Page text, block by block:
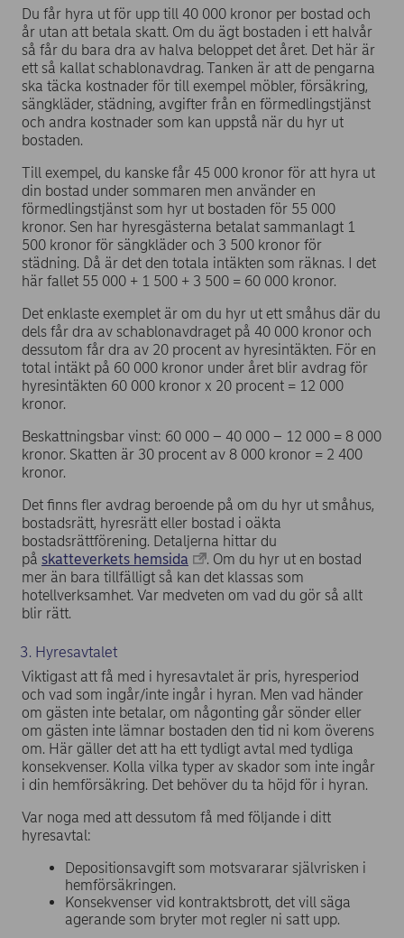
Du får hyra ut för upp till 40 000 kronor per bostad och
år utan att betala skatt. Om du ägt bostaden i ett halvår
så får du bara dra av halva beloppet det året. Det här är
ett så kallat schablonavdrag. Tanken är att de pengarna
ska täcka kostnader för till exempel möbler, försäkring,
sängkläder, städning, avgifter från en förmedlingstjänst
och andra kostnader som kan uppstå när du hyr ut
bostaden.
Till exempel, du kanske får 45 000 kronor för att hyra ut
din bostad under sommaren men använder en
förmedlingstjänst som hyr ut bostaden för 55 000
kronor. Sen har hyresgästerna betalat sammanlagt 1
500 kronor för sängkläder och 3 500 kronor för
städning. Då är det den totala intäkten som räknas. I det
här fallet 55 000 + 1 500 + 3 500 = 60 000 kronor.
Det enklaste exemplet är om du hyr ut ett småhus där du
dels får dra av schablonavdraget på 40 000 kronor och
dessutom får dra av 20 procent av hyresintäkten. För en
total intäkt på 60 000 kronor under året blir avdrag för
hyresintäkten 60 000 kronor x 20 procent = 12 000
kronor.
Beskattningsbar vinst: 60 000 – 40 000 – 12 000 = 8 000
kronor. Skatten är 30 procent av 8 000 kronor = 2 400
kronor.
Det finns fler avdrag beroende på om du hyr ut småhus,
bostadsrätt, hyresrätt eller bostad i oäkta
bostadsrättförening. Detaljerna hittar du
på skatteverkets hemsida
. Om du hyr ut en bostad
mer än bara tillfälligt så kan det klassas som
hotellverksamhet. Var medveten om vad du gör så allt
blir rätt.
3. Hyresavtalet
Viktigast att få med i hyresavtalet är pris, hyresperiod
och vad som ingår/inte ingår i hyran. Men vad händer
om gästen inte betalar, om någonting går sönder eller
om gästen inte lämnar bostaden den tid ni kom överens
om. Här gäller det att ha ett tydligt avtal med tydliga
konsekvenser. Kolla vilka typer av skador som inte ingår
i din hemförsäkring. Det behöver du ta höjd för i hyran.
Var noga med att dessutom få med följande i ditt
hyresavtal:
Depositionsavgift som motsvararar självrisken i
hemförsäkringen.
Konsekvenser vid kontraktsbrott, det vill säga
agerande som bryter mot regler ni satt upp.